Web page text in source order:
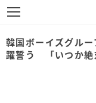
韓国ボーイズグル
躍誓う 「いつか絶